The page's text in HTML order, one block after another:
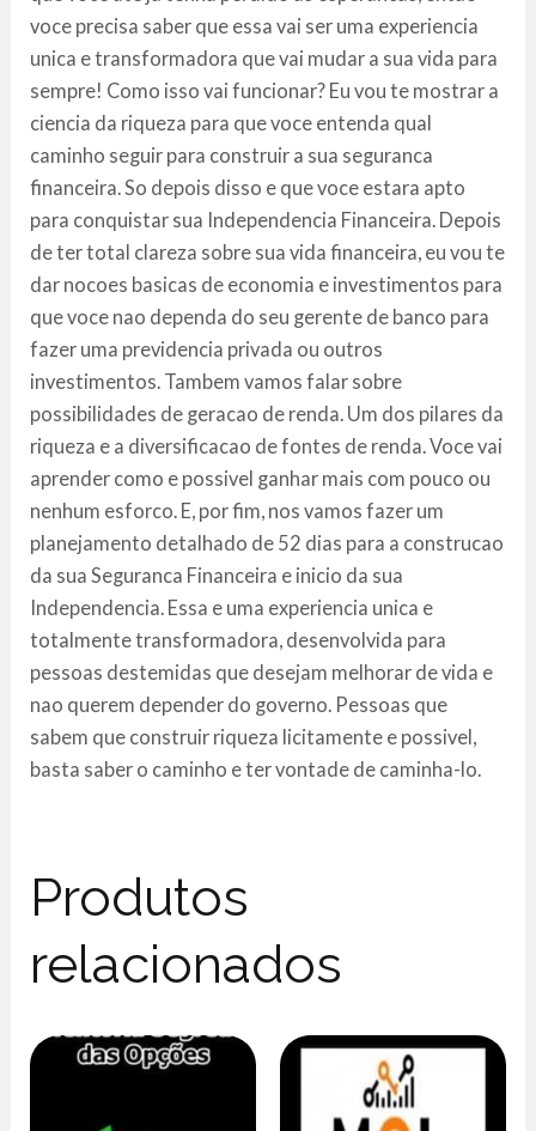
voce precisa saber que essa vai ser uma experiencia
unica e transformadora que vai mudar a sua vida para
sempre! Como isso vai funcionar? Eu vou te mostrar a
ciencia da riqueza para que voce entenda qual
caminho seguir para construir a sua seguranca
financeira. So depois disso e que voce estara apto
para conquistar sua Independencia Financeira. Depois
de ter total clareza sobre sua vida financeira, eu vou te
dar nocoes basicas de economia e investimentos para
que voce nao dependa do seu gerente de banco para
fazer uma previdencia privada ou outros
investimentos. Tambem vamos falar sobre
possibilidades de geracao de renda. Um dos pilares da
riqueza e a diversificacao de fontes de renda. Voce vai
aprender como e possivel ganhar mais com pouco ou
nenhum esforco. E, por fim, nos vamos fazer um
planejamento detalhado de 52 dias para a construcao
da sua Seguranca Financeira e inicio da sua
Independencia. Essa e uma experiencia unica e
totalmente transformadora, desenvolvida para
pessoas destemidas que desejam melhorar de vida e
nao querem depender do governo. Pessoas que
sabem que construir riqueza licitamente e possivel,
basta saber o caminho e ter vontade de caminha-lo.
Produtos
relacionados